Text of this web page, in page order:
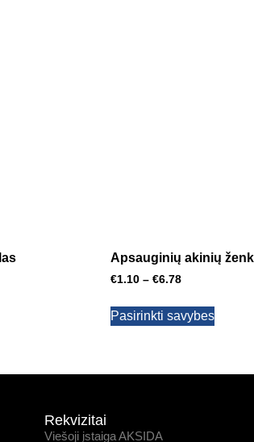
Apsauginių akinių
€1.10 – €6.78
Pasirinkti savybes
Rekvizitai
Viešoji įstaiga AKSIDA